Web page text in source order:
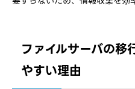
ファイルサーバの移
やすい理由